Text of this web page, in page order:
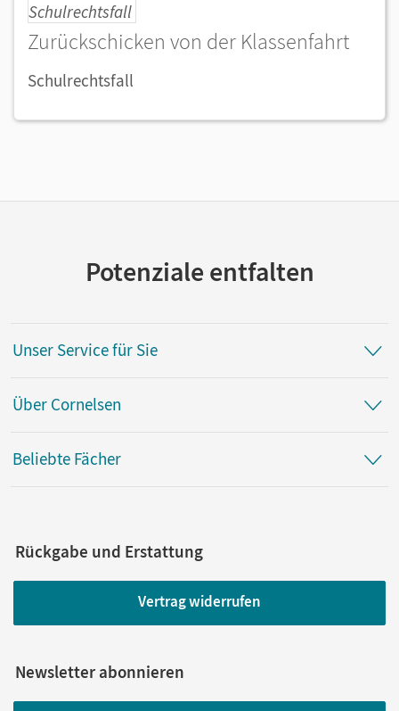
Zurückschicken von der Klassenfahrt
Schulrechtsfall
Potenziale entfalten
Unser Service für Sie
Über Cornelsen
Beliebte Fächer
Rückgabe und Erstattung
Vertrag widerrufen
Newsletter abonnieren